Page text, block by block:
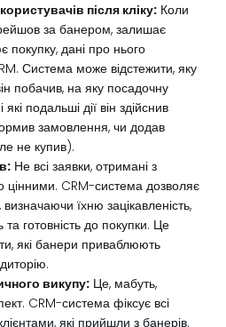
після кліку: Коли
за банером, залишає
покупку, дані про нього
Система може відстежити, яку
побачив, на яку посадочну
які подальші дії він здійснив
замовлення, чи додав
не купив).
Не всі заявки, отримані з
цінними. CRM-система дозволяє
визначаючи їхню зацікавленість,
готовність до покупки. Це
які банери приваблюють
викупу: Це, мабуть,
CRM-система фіксує всі
які прийшли з банерів.